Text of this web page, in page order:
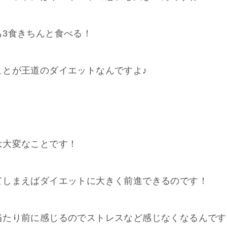
きちんと食べる！
が王道のダイエットなんですよ♪
変なことです！
まえばダイエットに大きく前進できるのです！
り前に感じるのでストレスなど感じなくなるんです